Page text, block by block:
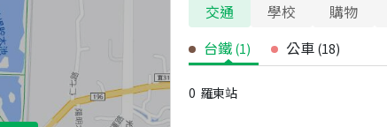
交通 學校 購物
台鐵 (1) 公車 (18)
0 羅東站